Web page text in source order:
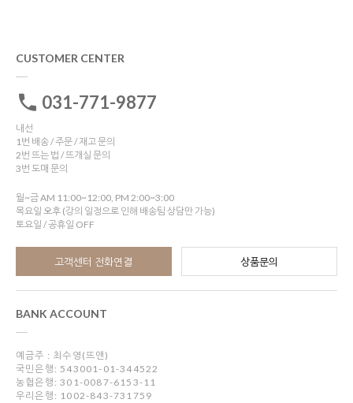
CUSTOMER CENTER
031-771-9877
내선
1번 배송 / 주문 / 재고 문의
2번 뜨는 법 / 뜨개실 문의
3번 도매 문의
월~금 AM 11:00~12:00, PM 2:00~3:00
목요일 오후 (강의 일정으로 인해 배송팀 상담만 가능)
토요일 / 공휴일 OFF
고객센터 전화연결 상품문의
BANK ACCOUNT
예금주 : 최수영(뜨앤)
국민은행: 543001-01-344522
농협은행: 301-0087-6153-11
우리은행: 1002-843-731759